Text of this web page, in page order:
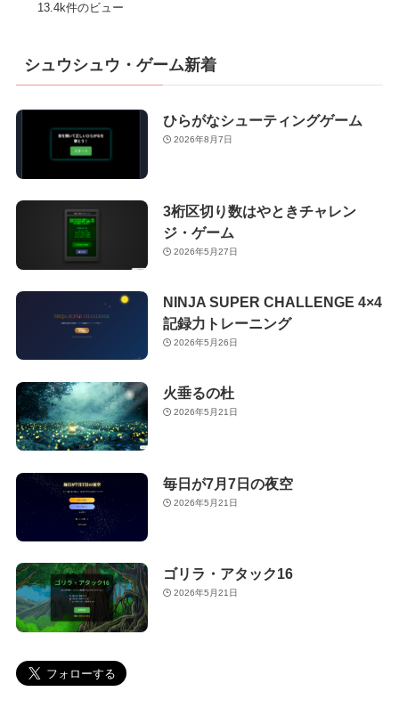
13.4k件のビュー
シュウシュウ・ゲーム新着
ひらがなシューティングゲーム
2026年8月7日
3桁区切り数はやときチャレン
ジ・ゲーム
2026年5月27日
NINJA SUPER CHALLENGE 4×4
記録力トレーニング
2026年5月26日
火垂るの杜
2026年5月21日
毎日が7月7日の夜空
2026年5月21日
ゴリラ・アタック16
2026年5月21日